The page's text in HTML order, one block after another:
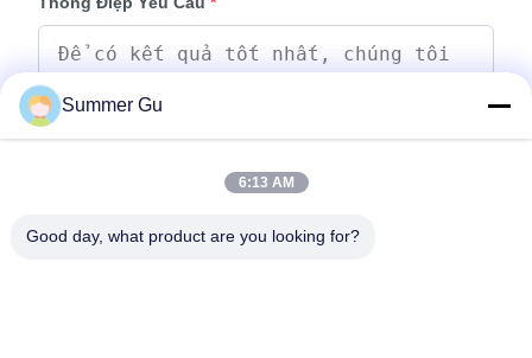
Summer Gu
6:13 AM
Good day, what product are you looking for?